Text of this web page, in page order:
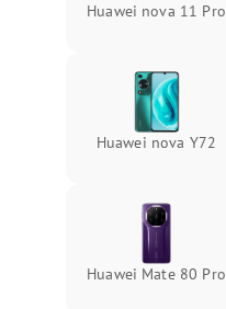
Huawei nova 11 Pro
Huawei nova Y72
Huawei Mate 80 Pro